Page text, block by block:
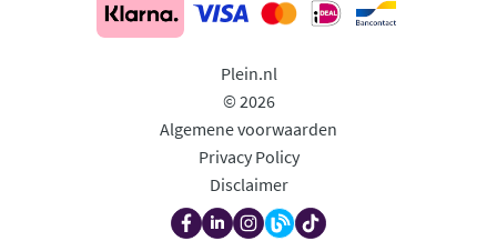
Plein.nl
© 2026
Algemene voorwaarden
Privacy Policy
Disclaimer